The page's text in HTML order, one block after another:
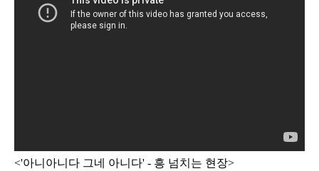
<'아니아니다 그네 아니다' - 흥 넘치는 현장>